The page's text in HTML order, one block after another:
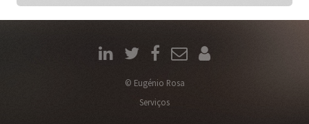
© Eugénio Rosa
Serviços